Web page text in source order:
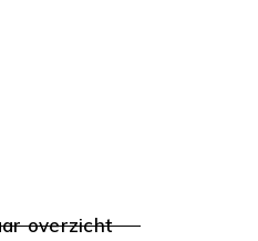
overzicht